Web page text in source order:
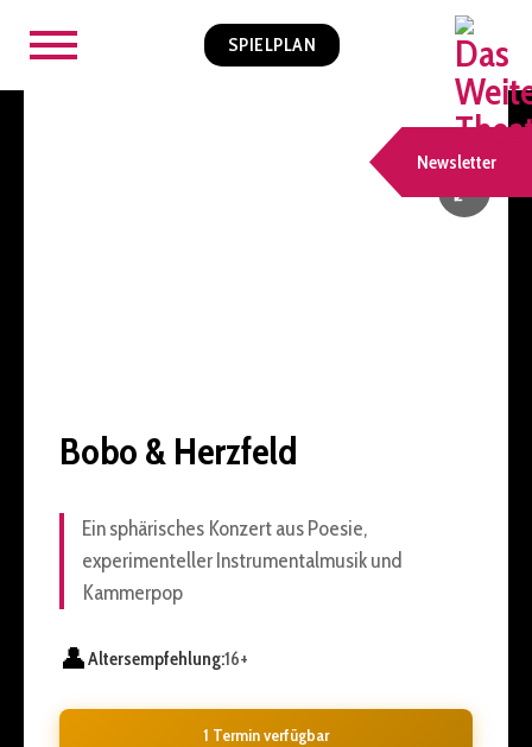
SPIELPLAN
Newsletter
Bobo & Herzfeld
Ein sphärisches Konzert aus Poesie,
experimenteller Instrumentalmusik und
Kammerpop
👤Altersempfehlung:16+
1 Termin verfügbar